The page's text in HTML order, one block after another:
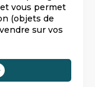
vous permet
(objets de
sur vos